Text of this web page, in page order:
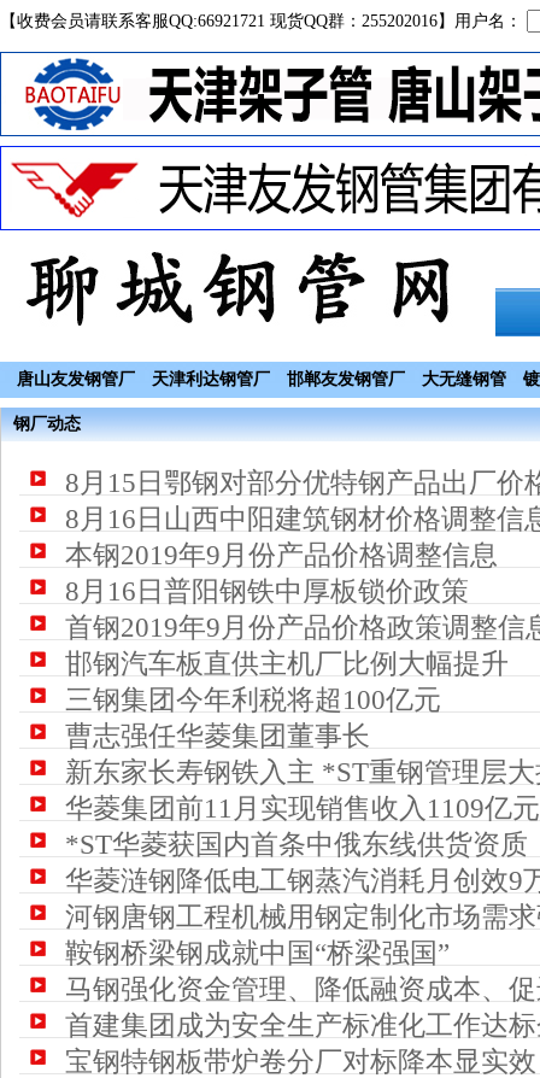
【收费会员请联系客服QQ:66921721 现货QQ群：255202016】用户名：
唐山友发钢管厂 天津利达钢管厂 邯郸友发钢管厂 大无缝钢管
钢厂动态
8月15日鄂钢对部分优特钢产品出厂价
8月16日山西中阳建筑钢材价格调整信
本钢2019年9月份产品价格调整信息
8月16日普阳钢铁中厚板锁价政策
首钢2019年9月份产品价格政策调整信
邯钢汽车板直供主机厂比例大幅提升
三钢集团今年利税将超100亿元
曹志强任华菱集团董事长
新东家长寿钢铁入主 *ST重钢管理层
华菱集团前11月实现销售收入1109亿元
*ST华菱获国内首条中俄东线供货资质
华菱涟钢降低电工钢蒸汽消耗月创效9
河钢唐钢工程机械用钢定制化市场需
鞍钢桥梁钢成就中国“桥梁强国”
马钢强化资金管理、降低融资成本、
首建集团成为安全生产标准化工作达
宝钢特钢板带炉卷分厂对标降本显实效